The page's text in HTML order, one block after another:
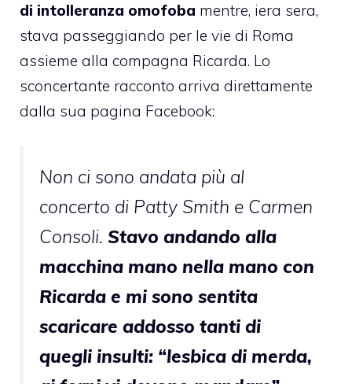
di intolleranza omofoba mentre, iera sera,
stava passeggiando per le vie di Roma
assieme alla compagna Ricarda. Lo
sconcertante racconto arriva direttamente
dalla sua pagina Facebook:
Non ci sono andata più al
concerto di Patty Smith e Carmen
Consoli. Stavo andando alla
macchina mano nella mano con
Ricarda e mi sono sentita
scaricare addosso tanti di
quegli insulti: “lesbica di merda,